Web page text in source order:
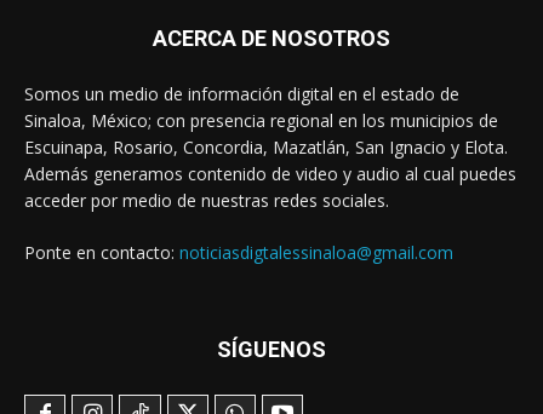
ACERCA DE NOSOTROS
Somos un medio de información digital en el estado de
Sinaloa, México; con presencia regional en los municipios de
Escuinapa, Rosario, Concordia, Mazatlán, San Ignacio y Elota.
Además generamos contenido de video y audio al cual puedes
acceder por medio de nuestras redes sociales.
Ponte en contacto: noticiasdigtalessinaloa@gmail.com
SÍGUENOS